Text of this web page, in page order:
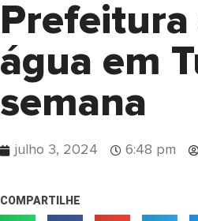
água em
semana
julho 3, 2024 6:48 pm
COMPARTILHE